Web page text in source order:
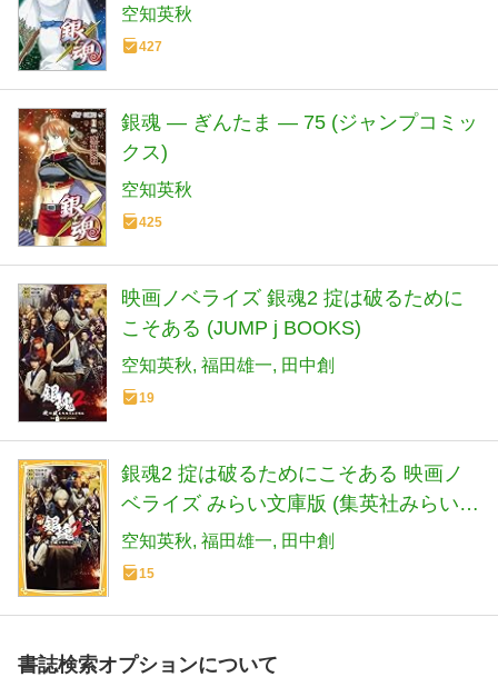
空知英秋
427
銀魂 ― ぎんたま ― 75 (ジャンプコミッ
クス)
空知英秋
425
映画ノベライズ 銀魂2 掟は破るために
こそある (JUMP j BOOKS)
空知英秋 福田雄一 田中創
19
銀魂2 掟は破るためにこそある 映画ノ
ベライズ みらい文庫版 (集英社みらい文
庫)
空知英秋 福田雄一 田中創
15
書誌検索オプションについて